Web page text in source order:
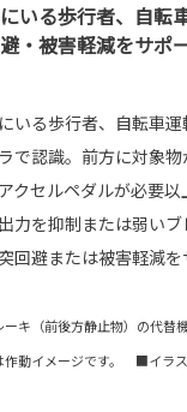
いる歩行者、自転
・被害軽減をサポ
いる歩行者、自転車
で認識。前方に対象
クセルペダルが必要
力を抑制または弱い
回避または被害軽減を
キ（前後方静止物）の代替
動イメージです。 ■イラス